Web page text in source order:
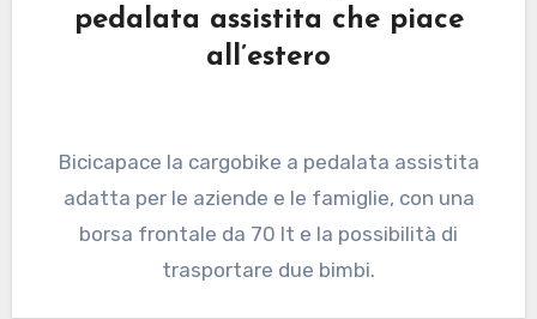
pedalata assistita che piace
all’estero
Bicicapace la cargobike a pedalata assistita
adatta per le aziende e le famiglie, con una
borsa frontale da 70 lt e la possibilità di
trasportare due bimbi.